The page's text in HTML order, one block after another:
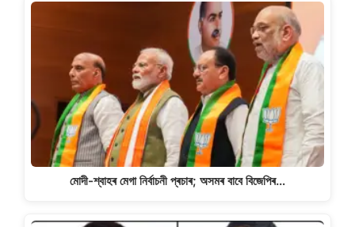
মোদী-শ্বাহৰ মেগা নিৰ্বাচনী প্ৰচাৰ; অসমৰ বাবে বিজেপিৰ…